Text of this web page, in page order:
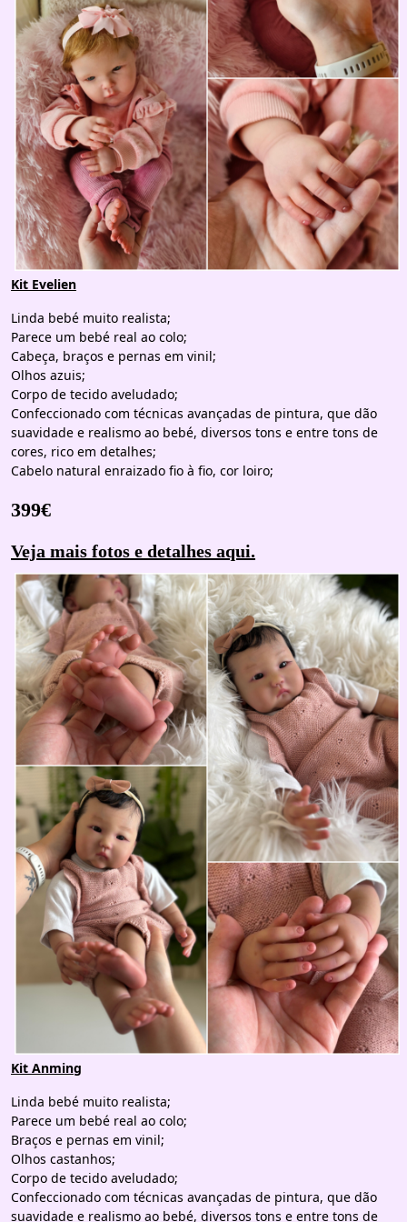
Kit Evelien
Linda bebé muito realista;
Parece um bebé real ao colo;
Cabeça, braços e pernas em vinil;
Olhos azuis;
Corpo de tecido aveludado;
Confeccionado com técnicas avançadas de pintura, que dão
suavidade e realismo ao bebé, diversos tons e entre tons de
cores, rico em detalhes;
Cabelo natural enraizado fio à fio, cor loiro;
399€
Veja mais fotos e detalhes aqui.
Kit Anming
Linda bebé muito realista;
Parece um bebé real ao colo;
Braços e pernas em vinil;
Olhos castanhos;
Corpo de tecido aveludado;
Confeccionado com técnicas avançadas de pintura, que dão
suavidade e realismo ao bebé, diversos tons e entre tons de